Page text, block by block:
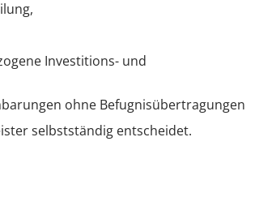
Investitions- und
ohne Befugnisübertragungen
selbstständig entscheidet.